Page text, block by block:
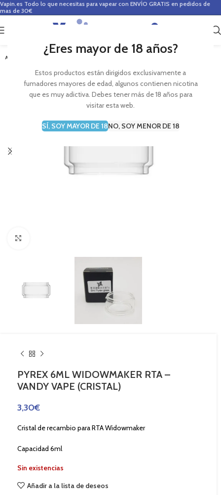
¿Eres mayor de 18 años?
Estos productos están dirigidos exclusivamente a
fumadores mayores de edad, algunos contienen nicotina
que es muy adictiva. Debes tener más de 18 años para
visitar esta web.
SÍ, SOY MAYOR DE 18NO, SOY MENOR DE 18
Vapin.es Todo lo que necesitas para vapear con ENVÍO GRATIS en pedidos de
mas de 30€
0
AGOTADO
PYREX 6ML WIDOWMAKER RTA –
VANDY VAPE (CRISTAL)
3,30€
Cristal de recambio para RTA Widowmaker
Capacidad 6ml
Sin existencias
Añadir a la lista de deseos